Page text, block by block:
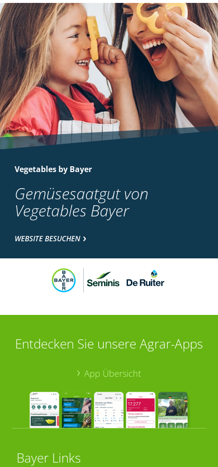
Vegetables by Bayer
Gemüsesaatgut von
Vegetables Bayer
WEBSITE BESUCHEN
Entdecken Sie unsere Agrar-Apps
App Übersicht
Bayer Links